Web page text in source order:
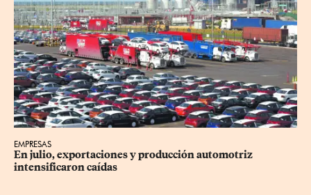
EMPRESAS
En julio, exportaciones y producción automotriz
intensificaron caídas